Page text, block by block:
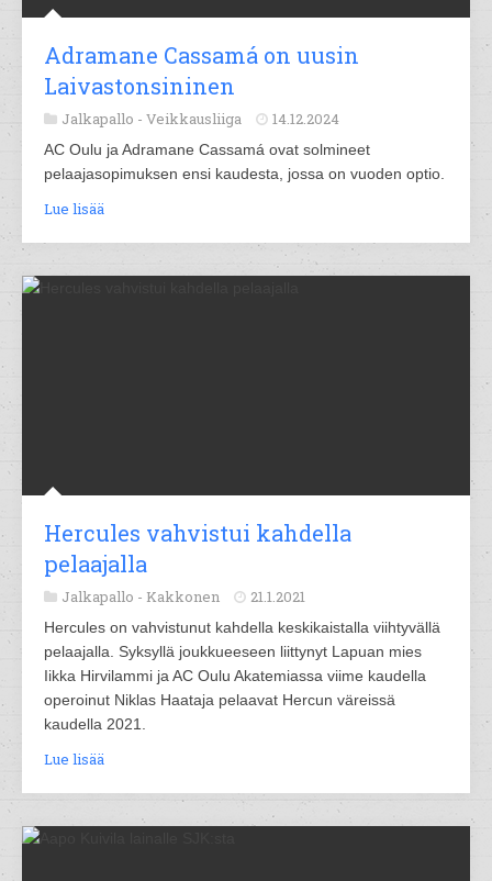
Adramane Cassamá on uusin
Laivastonsininen
Jalkapallo - Veikkausliiga 14.12.2024
AC Oulu ja Adramane Cassamá ovat solmineet
pelaajasopimuksen ensi kaudesta, jossa on vuoden optio.
Lue lisää
Hercules vahvistui kahdella
pelaajalla
Jalkapallo - Kakkonen 21.1.2021
Hercules on vahvistunut kahdella keskikaistalla viihtyvällä
pelaajalla. Syksyllä joukkueeseen liittynyt Lapuan mies
Iikka Hirvilammi ja AC Oulu Akatemiassa viime kaudella
operoinut Niklas Haataja pelaavat Hercun väreissä
kaudella 2021.
Lue lisää